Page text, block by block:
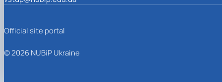
Official site portal
© 2026 NUBiP Ukraine